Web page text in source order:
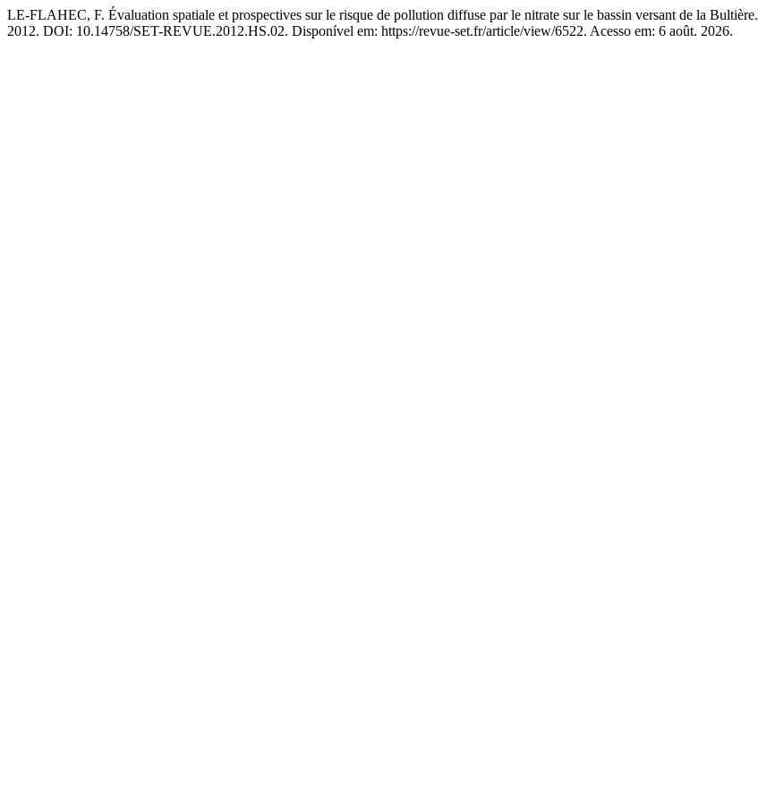
LE-FLAHEC, F. Évaluation spatiale et prospectives sur le risque de pollution diffuse par le nitrate sur le bassin versant de la Bultière.
2012. DOI: 10.14758/SET-REVUE.2012.HS.02. Disponível em: https://revue-set.fr/article/view/6522. Acesso em: 6 août. 2026.